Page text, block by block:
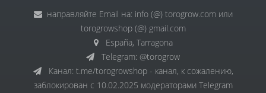
направляйте Email на: info (@) torogrow.com или
torogrowshop (@) gmail.com
España, Tarragona
Telegram: @torogrow
Канал: t.me/torogrowshop - канал, к сожалению,
заблокирован с 10.02.2025 модераторами Telegram